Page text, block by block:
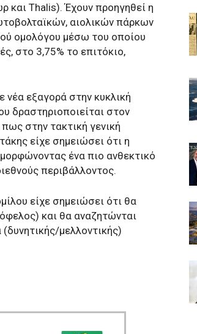
και Thalis). Έχουν προηγηθεί η
αιολικών πάρκων
ομολόγου μέσω του οποίου
στο 3,75% το επιτόκιο,
νέα εξαγορά στην κυκλική
δραστηριοποιείται στον
στην τακτική γενική
είχε σημειώσει ότι η
ένα πιο ανθεκτικό
περιβάλλοντος.
είχε σημειώσει ότι θα
και θα αναζητώνται
μελλοντικής)